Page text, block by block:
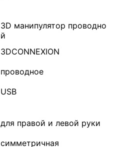
3D манипулятор проводно
й
3DCONNEXION
проводное
USB
для правой и левой руки
симметричная